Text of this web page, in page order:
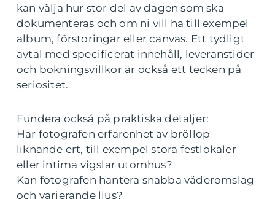
kan välja hur stor del av dagen som ska
dokumenteras och om ni vill ha till exempel
album, förstoringar eller canvas. Ett tydligt
avtal med specificerat innehåll, leveranstider
och bokningsvillkor är också ett tecken på
seriositet.
Fundera också på praktiska detaljer:
Har fotografen erfarenhet av bröllop
liknande ert, till exempel stora festlokaler
eller intima vigslar utomhus?
Kan fotografen hantera snabba väderomslag
och varierande ljus?